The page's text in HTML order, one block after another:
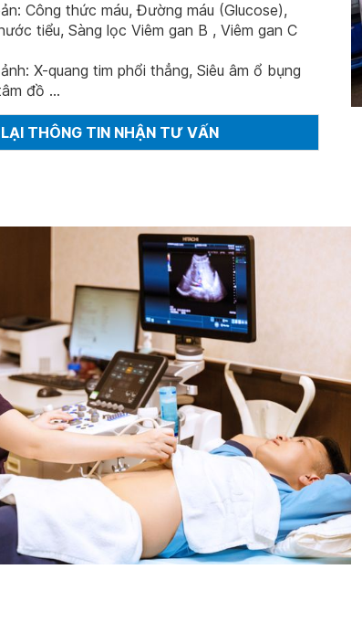
Công thức máu, Đường máu (Glucose),
tiểu, Sàng lọc Viêm gan B , Viêm gan C
X-quang tim phổi thẳng, Siêu âm ổ bụng
đồ ...
THÔNG TIN NHẬN TƯ VẤN